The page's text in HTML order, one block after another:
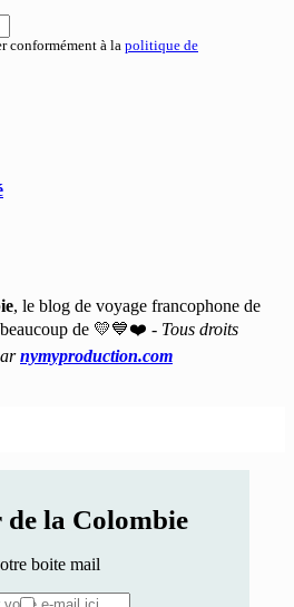
conformément à la politique de
, le blog de voyage francophone de
beaucoup de 💛💙❤️ - Tous droits
nymyproduction.com
la Colombie
boite mail